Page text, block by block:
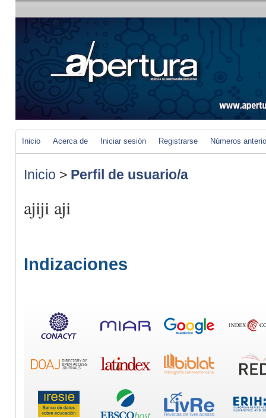
Inicio Acerca de Iniciar sesión Registrarse Números
Inicio > Perfil de usuario/a
ajiji aji
Indizaciones